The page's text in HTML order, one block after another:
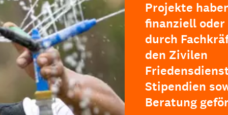
Projekte
finanziell oder
durch
den Zivilen
Stipendien
Beratung